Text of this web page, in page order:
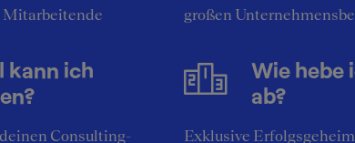
Mitarbeitende
großen
kann ich
Consulting-
Wie hebe
ab?
Exklusive